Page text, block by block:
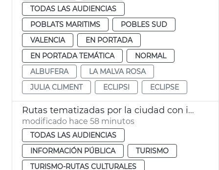
TODAS LAS AUDIENCIAS
POBLATS MARITIMS
POBLES SUD
VALENCIA
EN PORTADA
EN PORTADA TEMÁTICA
NORMAL
ALBUFERA
LA MALVA ROSA
JULIA CLIMENT
ECLIPSI ECLIPSE
Rutas tematizadas por la ciudad con intérprete de lengua de signos
modificado hace 58 minutos
TODAS LAS AUDIENCIAS
INFORMACIÓN PÚBLICA
TURISMO
TURISMO-RUTAS CULTURALES